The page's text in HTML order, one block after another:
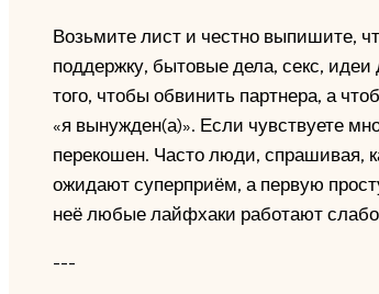
Возьмите лист и честно выпишите,
поддержку, бытовые дела, секс,
того, чтобы обвинить партнера, а
«я вынужден(а)». Если чувствуете
перекошен. Часто люди, спрашивая,
ожидают суперприём, а первую
неё любые лайфхаки работают
---